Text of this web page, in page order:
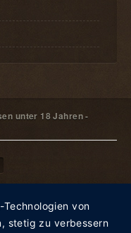
unter 18 Jahren -
von
stetig zu verbessern